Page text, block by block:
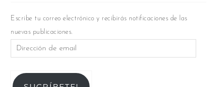
Escribe tu correo electrónico y recibirás notificaciones de las
nuevas publicaciones.